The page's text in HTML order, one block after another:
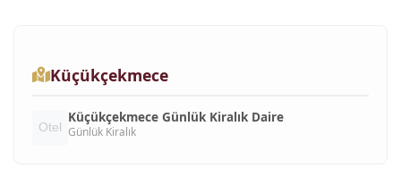
Küçükçekmece
Küçükçekmece Günlük Kiralık Daire
Günlük Kiralık